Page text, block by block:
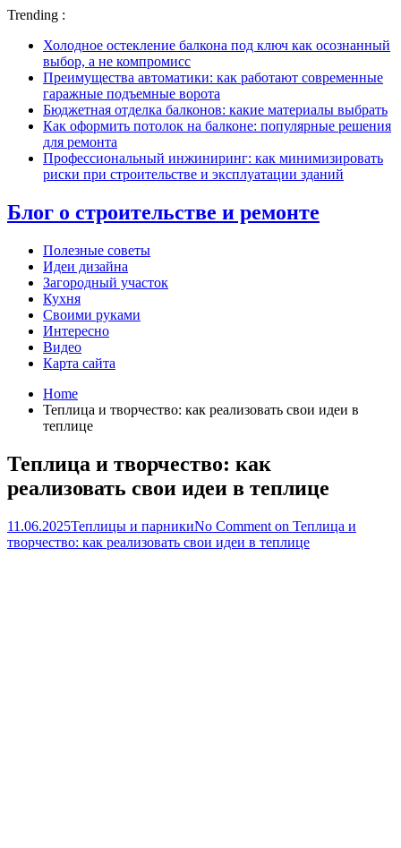
Trending :
Холодное остекление балкона под ключ как осознанный
выбор, а не компромисс
Преимущества автоматики: как работают современные
гаражные подъемные ворота
Бюджетная отделка балконов: какие материалы выбрать
Как оформить потолок на балконе: популярные решения
для ремонта
Профессиональный инжиниринг: как минимизировать
риски при строительстве и эксплуатации зданий
Блог о строительстве и ремонте
Полезные советы
Идеи дизайна
Загородный участок
Кухня
Своими руками
Интересно
Видео
Карта сайта
Home
Теплица и творчество: как реализовать свои идеи в
теплице
Теплица и творчество: как
реализовать свои идеи в теплице
11.06.2025Теплицы и парникиNo Comment on Теплица и
творчество: как реализовать свои идеи в теплице